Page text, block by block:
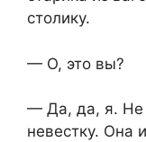
столику.
— О, это вы?
— Да, да, я. Не
невестку. Она